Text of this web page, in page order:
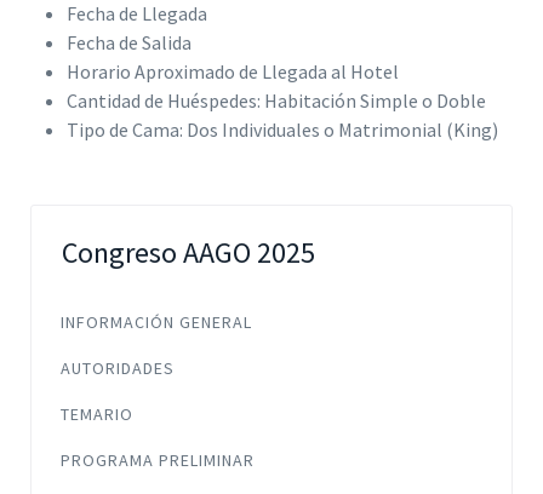
Fecha de Llegada
Fecha de Salida
Horario Aproximado de Llegada al Hotel
Cantidad de Huéspedes: Habitación Simple o Doble
Tipo de Cama: Dos Individuales o Matrimonial (King)
Congreso AAGO 2025
INFORMACIÓN GENERAL
AUTORIDADES
TEMARIO
PROGRAMA PRELIMINAR